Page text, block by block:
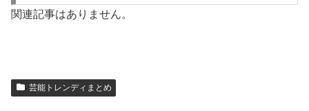
関連記事はありません。
芸能トレンディまとめ